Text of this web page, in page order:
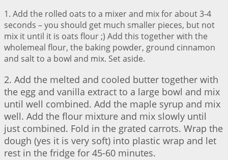
1. Add the rolled oats to a mixer and mix for about 3-4
seconds – you should get much smaller pieces, but not
mix it until it is oats flour ;) Add this together with the
wholemeal flour, the baking powder, ground cinnamon
and salt to a bowl and mix. Set aside.
2. Add the melted and cooled butter together with
the egg and vanilla extract to a large bowl and mix
until well combined. Add the maple syrup and mix
well. Add the flour mixture and mix slowly until
just combined. Fold in the grated carrots. Wrap the
dough (yes it is very soft) into plastic wrap and let
rest in the fridge for 45-60 minutes.